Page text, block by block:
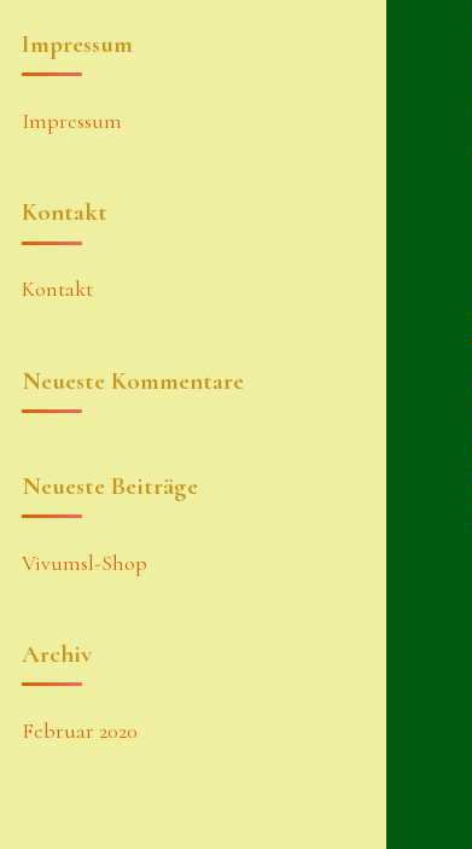
Impressum
Impressum
Kontakt
Kontakt
Neueste Kommentare
Neueste Beiträge
Vivumsl-Shop
Archiv
Februar 2020